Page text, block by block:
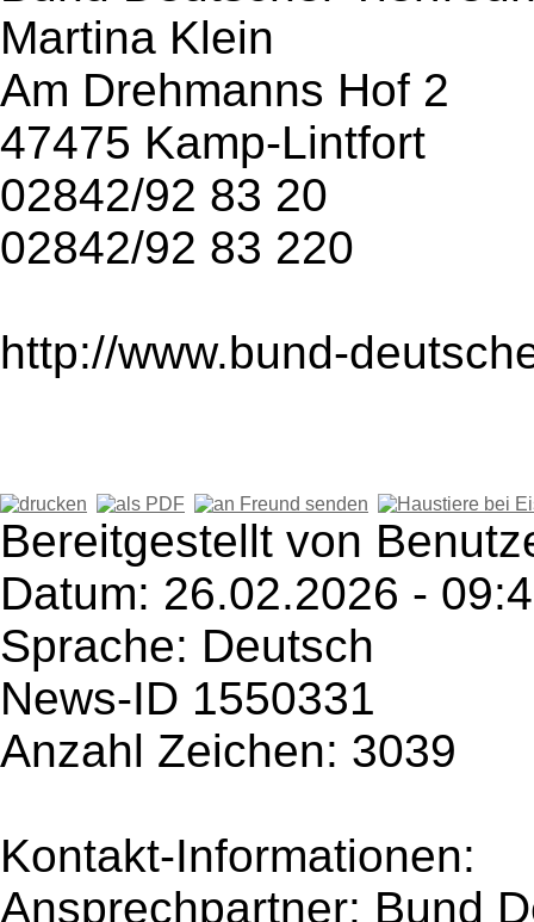
Martina Klein
Am Drehmanns Hof 2
47475 Kamp-Lintfort
02842/92 83 20
02842/92 83 220
http://www.bund-
Bereitgestellt von
Datum: 26.02.2026 -
Sprache: Deutsch
News-ID 1550331
Anzahl Zeichen: 3039
Kontakt-Informationen:
Ansprechpartner: Bund